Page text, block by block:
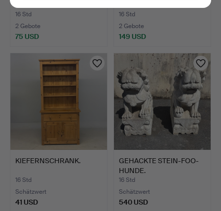
16 Std
2 Gebote
75 USD
ESSZIMMERSTÜHL…
16 Std
2 Gebote
149 USD
KIEFERNSCHRANK.
16 Std
Schätzwert
41 USD
GEHACKTE STEIN-FOO-
HUNDE.
16 Std
Schätzwert
540 USD